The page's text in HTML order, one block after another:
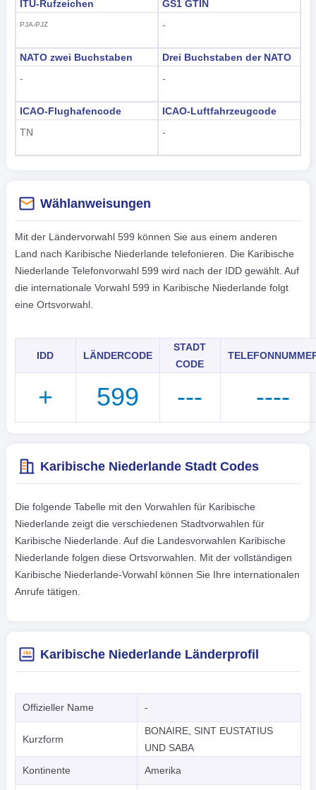
ITU-Rufzeichen
PJA-PJZ
GS1 GTIN
-
NATO zwei Buchstaben
-
Drei Buchstaben der NATO
-
ICAO-Flughafencode
TN
ICAO-Luftfahrzeugcode
-
Wählanweisungen
Mit der Ländervorwahl 599 können Sie aus einem anderen
Land nach Karibische Niederlande telefonieren. Die Karibische
Niederlande Telefonvorwahl 599 wird nach der IDD gewählt. Auf
die internationale Vorwahl 599 in Karibische Niederlande folgt
eine Ortsvorwahl.
IDD LÄNDERCODE
STADT
CODE
+ 599 --- ----
Karibische Niederlande Stadt Codes
Die folgende Tabelle mit den Vorwahlen für Karibische
Niederlande zeigt die verschiedenen Stadtvorwahlen für
Karibische Niederlande. Auf die Landesvorwahlen Karibische
Niederlande folgen diese Ortsvorwahlen. Mit der vollständigen
Karibische Niederlande-Vorwahl können Sie Ihre internationalen
Anrufe tätigen.
Karibische Niederlande Länderprofil
Offizieller Name -
Kurzform
BONAIRE, SINT EUSTATIUS
UND SABA
Kontinente
Amerika